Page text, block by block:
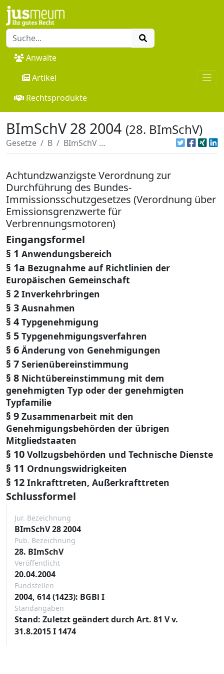
Anwälte
Artikel
Rechtsprodukte
BImSchV 28 2004 (28. BImSchV)
Gesetze B BImSchV 28 2004
Achtundzwanzigste Verordnung zur
Durchführung des Bundes-
Immissionsschutzgesetzes (Verordnung über
Emissionsgrenzwerte für
Verbrennungsmotoren)
Eingangsformel
§ 1 Anwendungsbereich
§ 1a Bezugnahme auf Richtlinien der
Europäischen Gemeinschaft
§ 2 Inverkehrbringen
§ 3 Ausnahmen
§ 4 Typgenehmigung
§ 5 Typgenehmigungsverfahren
§ 6 Änderung von Genehmigungen
§ 7 Serienübereinstimmung
§ 8 Nichtübereinstimmung mit dem
genehmigten Typ oder der genehmigten
Typfamilie
§ 9 Zusammenarbeit mit den
Genehmigungsbehörden der übrigen
Mitgliedstaaten
§ 10 Vollzugsbehörden und Technische Dienste
§ 11 Ordnungswidrigkeiten
§ 12 Inkrafttreten, Außerkrafttreten
Schlussformel
Jur. Bezeichnung
BImSchV 28 2004
Pub. Bezeichnung
28. BImSchV
Veröffentlicht
20.04.2004
Fundstellen
2004, 614 (1423): BGBl I
Standangaben
Stand: Zuletzt geändert durch Art. 81 V v.
31.8.2015 I 1474